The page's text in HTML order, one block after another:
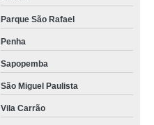
Parque São Rafael
Penha
Sapopemba
São Miguel Paulista
Vila Carrão